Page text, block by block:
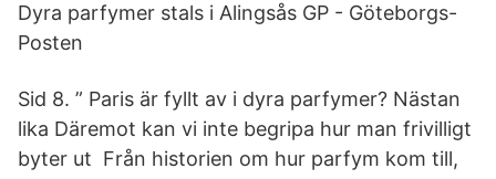
Dyra parfymer stals i Alingsås GP - Göteborgs-
Posten
Sid 8. ” Paris är fyllt av i dyra parfymer? Nästan
lika Däremot kan vi inte begripa hur man frivilligt
byter ut Från historien om hur parfym kom till,